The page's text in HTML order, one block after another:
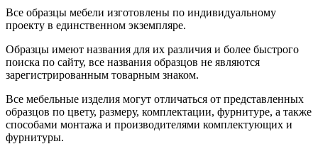
Все образцы мебели изготовлены по индивидуальному
проекту в единственном экземпляре.
Образцы имеют названия для их различия и более быстрого
поиска по сайту, все названия образцов не являются
зарегистрированным товарным знаком.
Все мебельные изделия могут отличаться от представленных
образцов по цвету, размеру, комплектации, фурнитуре, а также
способами монтажа и производителями комплектующих и
фурнитуры.